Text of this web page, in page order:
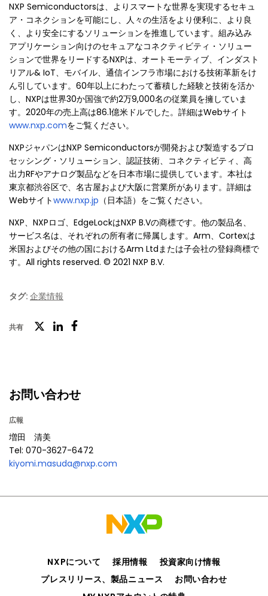
NXP Semiconductorsは、よりスマートな世界を実現するセキュ
ア・コネクションを可能にし、人々の生活をより便利に、より良
く、より安全にするソリューションを推進しています。組み込み
アプリケーション向けのセキュアなコネクティビティ・ソリュー
ションで世界をリードするNXPは、オートモーティブ、インダスト
リアル& IoT、モバイル、通信インフラ市場における技術革新をけ
ん引しています。60年以上にわたって蓄積した経験と技術を活か
し、NXPは世界30か国強で約2万9,000名の従業員を擁していま
す。2020年の売上高は86.1億米ドルでした。詳細はWebサイト
www.nxp.comをご覧ください。
NXPジャパンはNXP Semiconductorsが開発および製造するプロ
セッシング・ソリューション、認証技術、コネクティビティ、高
出力RFやアナログ製品などを日本市場に提供しています。本社は
東京都渋谷区で、名古屋および大阪に営業所があります。詳細は
Webサイトwww.nxp.jp （日本語）をご覧ください。
NXP、NXPロゴ、EdgeLockはNXP B.Vの商標です。他の製品名、
サービス名は、それぞれの所有者に帰属します。Arm、Cortexは
米国およびその他の国におけるArm Ltdまたは子会社の登録商標で
す。All rights reserved. © 2021 NXP B.V.
タグ: 企業情報
共有
ツ
ー
ス
ク
お問い合わせ
広報
増田 清美
Tel: 070-3627-6472
kiyomi.masuda@nxp.com
NXPについて 採用情報
投資家向け情報
プレスリリース、製品ニュース
お問い合わせ